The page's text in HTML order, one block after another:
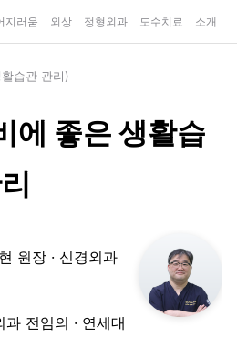
지러움 외상 정형외과 도수치료 소개
습관 관리)
에 좋은 생활습
원장 · 신경외과
전임의 · 연세대